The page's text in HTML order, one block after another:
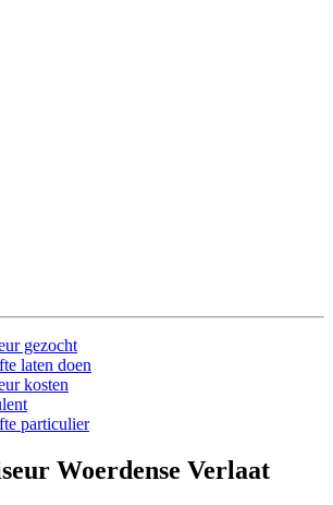
gezocht
laten doen
kosten
particulier
Woerdense Verlaat